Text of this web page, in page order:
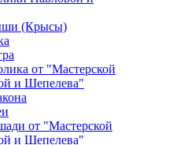
(Крысы)
от "Мастерской
и Шепелева"
от "Мастерской
и Шепелева"